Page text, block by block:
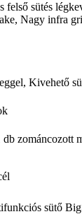
sütés
Nagy infra
Kivehető
zománcozott
sütő